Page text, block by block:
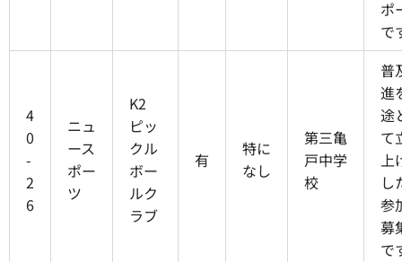
ポ
で
4
0
-
2
6
ニュ
ース
ポー
ツ
K2
ピッ
クル
ボー
ルク
ラブ
有
特に
なし
第三亀
戸中学
校
普
進
途
て
上
し
参
募
で